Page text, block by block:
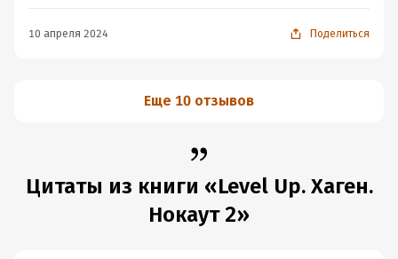
10 апреля 2024 Поделиться
Еще 10 отзывов
Цитаты из книги «Level Up. Хаген.
Нокаут 2»